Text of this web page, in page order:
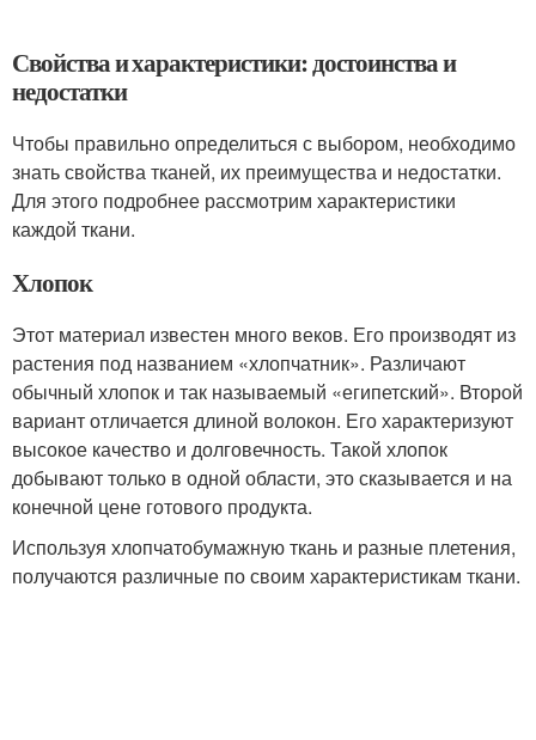
Свойства и характеристики: достоинства и
недостатки
Чтобы правильно определиться с выбором, необходимо
знать свойства тканей, их преимущества и недостатки.
Для этого подробнее рассмотрим характеристики
каждой ткани.
Хлопок
Этот материал известен много веков. Его производят из
растения под названием «хлопчатник». Различают
обычный хлопок и так называемый «египетский». Второй
вариант отличается длиной волокон. Его характеризуют
высокое качество и долговечность. Такой хлопок
добывают только в одной области, это сказывается и на
конечной цене готового продукта.
Используя хлопчатобумажную ткань и разные плетения,
получаются различные по своим характеристикам ткани.